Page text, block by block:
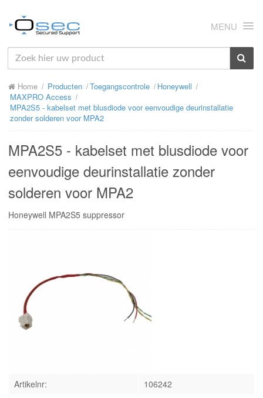
MENU
HOME
OVER ONS
NIEUWS
RMA
MIJN OSEC
Home Producten Toegangscontrole
Honeywell
MAXPRO Access
MPA2S5 - kabelset met blusdiode voor eenvoudige deurinstallatie
zonder solderen voor MPA2
MPA2S5 - kabelset met blusdiode voor
eenvoudige deurinstallatie zonder
solderen voor MPA2
Honeywell MPA2S5 suppressor
Artikelnr:
106242